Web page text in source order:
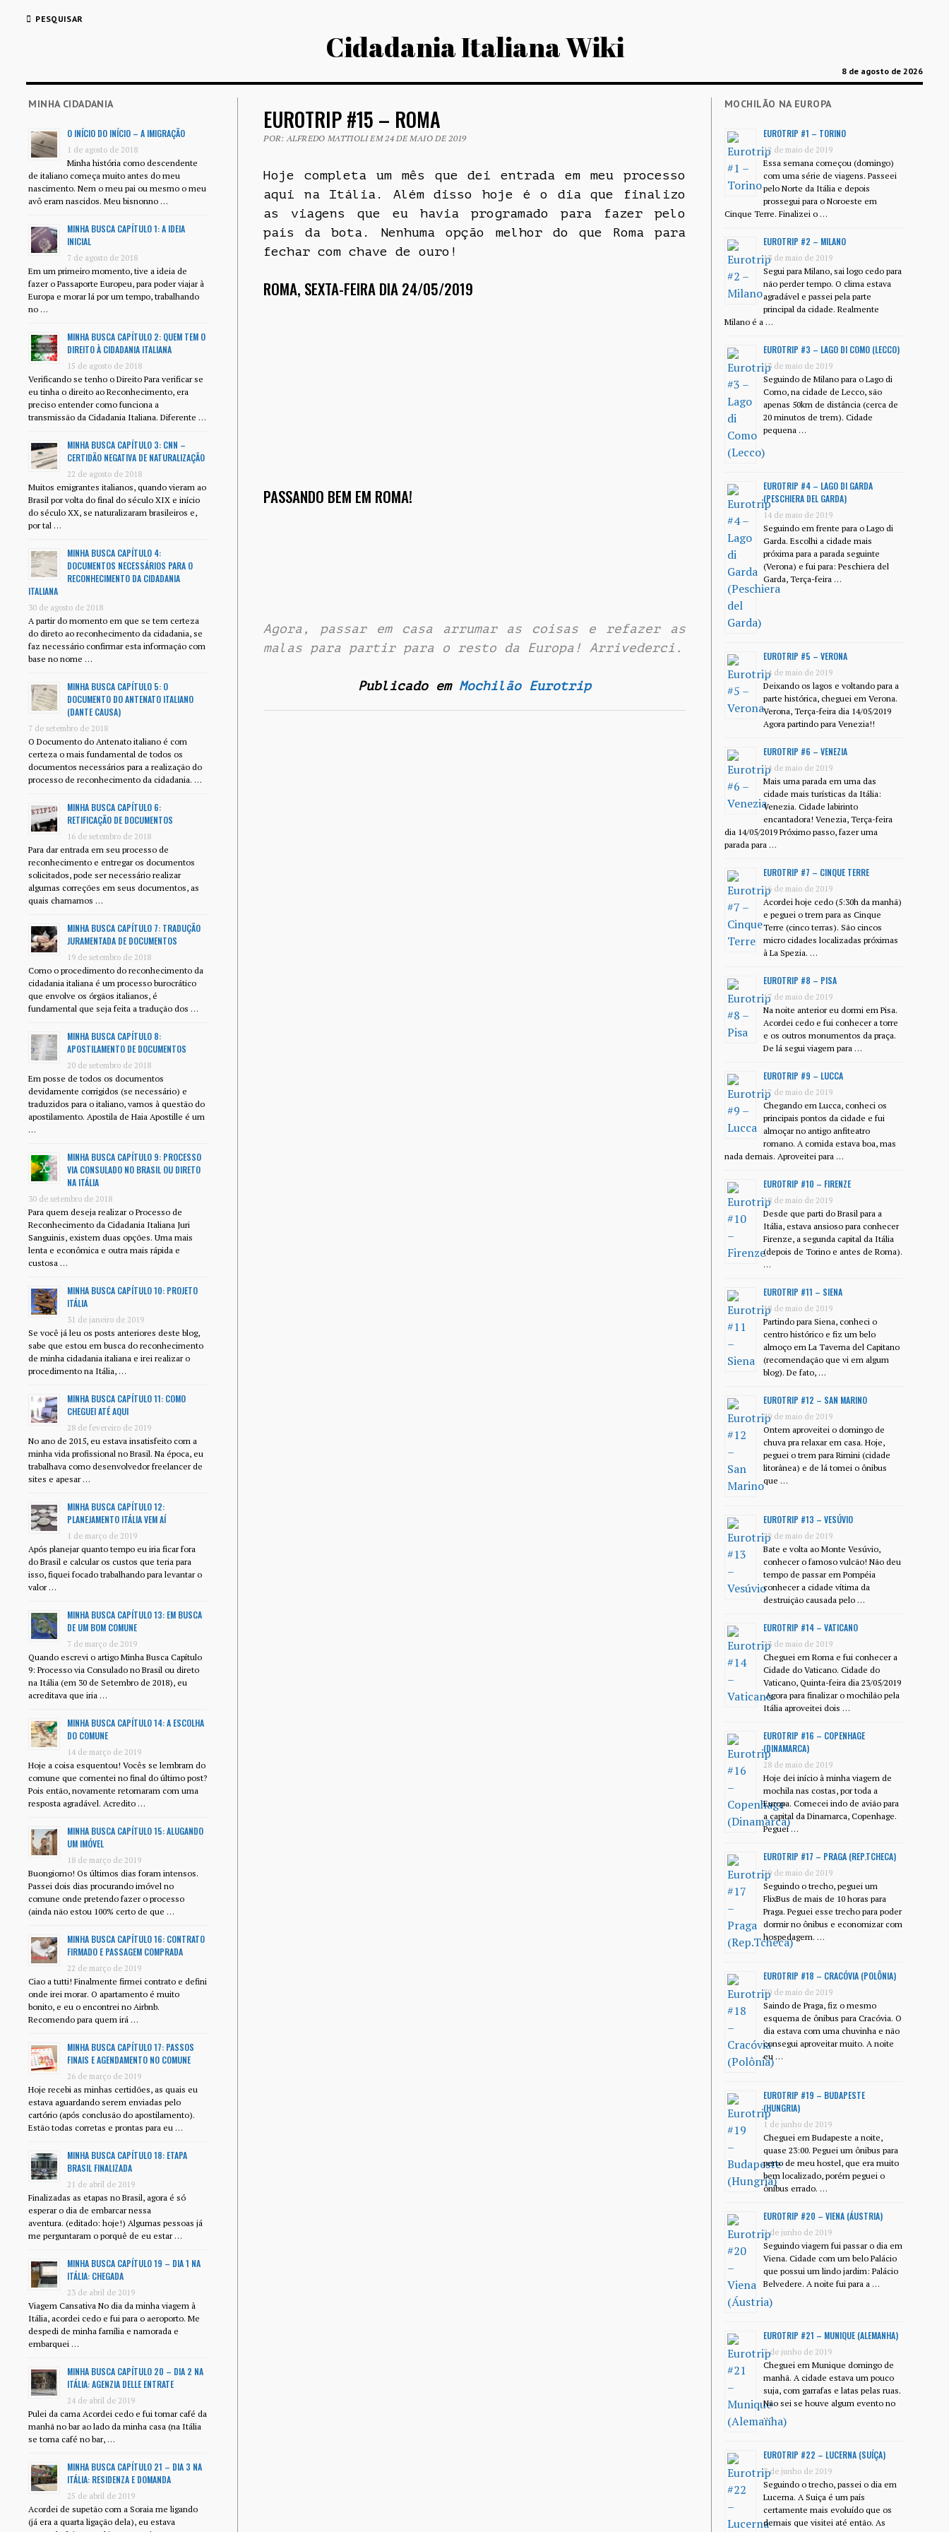
PESQUISAR
Cidadania Italiana Wiki
8 de agosto de 2026
MINHA CIDADANIA
O INÍCIO DO INÍCIO – A IMIGRAÇÃO
1 de agosto de 2018
Minha história como descendente
de italiano começa muito antes do meu
nascimento. Nem o meu pai ou mesmo o meu
avô eram nascidos. Meu bisnonno …
MINHA BUSCA CAPÍTULO 1: A IDEIA
INICIAL
7 de agosto de 2018
Em um primeiro momento, tive a ideia de
fazer o Passaporte Europeu, para poder viajar à
Europa e morar lá por um tempo, trabalhando
no …
MINHA BUSCA CAPÍTULO 2: QUEM TEM O
DIREITO À CIDADANIA ITALIANA
15 de agosto de 2018
Verificando se tenho o Direito Para verificar se
eu tinha o direito ao Reconhecimento, era
preciso entender como funciona a
transmissão da Cidadania Italiana. Diferente …
MINHA BUSCA CAPÍTULO 3: CNN –
CERTIDÃO NEGATIVA DE NATURALIZAÇÃO
22 de agosto de 2018
Muitos emigrantes italianos, quando vieram ao
Brasil por volta do final do século XIX e início
do século XX, se naturalizaram brasileiros e,
por tal …
MINHA BUSCA CAPÍTULO 4:
DOCUMENTOS NECESSÁRIOS PARA O
RECONHECIMENTO DA CIDADANIA
ITALIANA
30 de agosto de 2018
A partir do momento em que se tem certeza
do direto ao reconhecimento da cidadania, se
faz necessário confirmar esta informação com
base no nome …
MINHA BUSCA CAPÍTULO 5: O
DOCUMENTO DO ANTENATO ITALIANO
(DANTE CAUSA)
7 de setembro de 2018
O Documento do Antenato italiano é com
certeza o mais fundamental de todos os
documentos necessários para a realização do
processo de reconhecimento da cidadania. …
MINHA BUSCA CAPÍTULO 6:
RETIFICAÇÃO DE DOCUMENTOS
16 de setembro de 2018
Para dar entrada em seu processo de
reconhecimento e entregar os documentos
solicitados, pode ser necessário realizar
algumas correções em seus documentos, as
quais chamamos …
MINHA BUSCA CAPÍTULO 7: TRADUÇÃO
JURAMENTADA DE DOCUMENTOS
19 de setembro de 2018
Como o procedimento do reconhecimento da
cidadania italiana é um processo burocrático
que envolve os órgãos italianos, é
fundamental que seja feita a tradução dos …
MINHA BUSCA CAPÍTULO 8:
APOSTILAMENTO DE DOCUMENTOS
20 de setembro de 2018
Em posse de todos os documentos
devidamente corrigidos (se necessário) e
traduzidos para o italiano, vamos à questão do
apostilamento. Apostila de Haia Apostille é um
…
MINHA BUSCA CAPÍTULO 9: PROCESSO
VIA CONSULADO NO BRASIL OU DIRETO
NA ITÁLIA
30 de setembro de 2018
Para quem deseja realizar o Processo de
Reconhecimento da Cidadania Italiana Juri
Sanguinis, existem duas opções. Uma mais
lenta e econômica e outra mais rápida e
custosa …
MINHA BUSCA CAPÍTULO 10: PROJETO
ITÁLIA
31 de janeiro de 2019
Se você já leu os posts anteriores deste blog,
sabe que estou em busca do reconhecimento
de minha cidadania italiana e irei realizar o
procedimento na Itália, …
MINHA BUSCA CAPÍTULO 11: COMO
CHEGUEI ATÉ AQUI
28 de fevereiro de 2019
No ano de 2015, eu estava insatisfeito com a
minha vida profissional no Brasil. Na época, eu
trabalhava como desenvolvedor freelancer de
sites e apesar …
MINHA BUSCA CAPÍTULO 12:
PLANEJAMENTO ITÁLIA VEM AÍ
1 de março de 2019
Após planejar quanto tempo eu iria ficar fora
do Brasil e calcular os custos que teria para
isso, fiquei focado trabalhando para levantar o
valor …
MINHA BUSCA CAPÍTULO 13: EM BUSCA
DE UM BOM COMUNE
7 de março de 2019
Quando escrevi o artigo Minha Busca Capítulo
9: Processo via Consulado no Brasil ou direto
na Itália (em 30 de Setembro de 2018), eu
acreditava que iria …
MINHA BUSCA CAPÍTULO 14: A ESCOLHA
DO COMUNE
14 de março de 2019
Hoje a coisa esquentou! Vocês se lembram do
comune que comentei no final do último post?
Pois então, novamente retornaram com uma
resposta agradável. Acredito …
MINHA BUSCA CAPÍTULO 15: ALUGANDO
UM IMÓVEL
18 de março de 2019
Buongiorno! Os últimos dias foram intensos.
Passei dois dias procurando imóvel no
comune onde pretendo fazer o processo
(ainda não estou 100% certo de que …
MINHA BUSCA CAPÍTULO 16: CONTRATO
FIRMADO E PASSAGEM COMPRADA
22 de março de 2019
Ciao a tutti! Finalmente firmei contrato e defini
onde irei morar. O apartamento é muito
bonito, e eu o encontrei no Airbnb.
Recomendo para quem irá …
MINHA BUSCA CAPÍTULO 17: PASSOS
FINAIS E AGENDAMENTO NO COMUNE
26 de março de 2019
Hoje recebi as minhas certidões, as quais eu
estava aguardando serem enviadas pelo
cartório (após conclusão do apostilamento).
Estão todas corretas e prontas para eu …
MINHA BUSCA CAPÍTULO 18: ETAPA
BRASIL FINALIZADA
21 de abril de 2019
Finalizadas as etapas no Brasil, agora é só
esperar o dia de embarcar nessa
aventura. (editado: hoje!) Algumas pessoas já
me perguntaram o porquê de eu estar …
MINHA BUSCA CAPÍTULO 19 – DIA 1 NA
ITÁLIA: CHEGADA
23 de abril de 2019
Viagem Cansativa No dia da minha viagem à
Itália, acordei cedo e fui para o aeroporto. Me
despedi de minha família e namorada e
embarquei …
MINHA BUSCA CAPÍTULO 20 – DIA 2 NA
ITÁLIA: AGENZIA DELLE ENTRATE
24 de abril de 2019
Pulei da cama Acordei cedo e fui tomar café da
manhã no bar ao lado da minha casa (na Itália
se toma café no bar, …
MINHA BUSCA CAPÍTULO 21 – DIA 3 NA
ITÁLIA: RESIDENZA E DOMANDA
25 de abril de 2019
Acordei de supetão com a Soraia me ligando
(já era a quarta ligação dela), eu estava
EUROTRIP #15 – ROMA
POR: ALFREDO MATTIOLI EM 24 DE MAIO DE 2019
Hoje completa um mês que dei entrada em meu processo
aqui na Itália. Além disso hoje é o dia que finalizo
as viagens que eu havia programado para fazer pelo
país da bota. Nenhuma opção melhor do que Roma para
fechar com chave de ouro!
ROMA, SEXTA-FEIRA DIA 24/05/2019
PASSANDO BEM EM ROMA!
Agora, passar em casa arrumar as coisas e refazer as
malas para partir para o resto da Europa! Arrivederci.
Publicado em Mochilão Eurotrip
MOCHILÃO NA EUROPA
EUROTRIP #1 – TORINO
12 de maio de 2019
Essa semana começou (domingo)
com uma série de viagens. Passeei
pelo Norte da Itália e depois
prossegui para o Noroeste em
Cinque Terre. Finalizei o …
EUROTRIP #2 – MILANO
13 de maio de 2019
Segui para Milano, sai logo cedo para
não perder tempo. O clima estava
agradável e passei pela parte
principal da cidade. Realmente
Milano é a …
EUROTRIP #3 – LAGO DI COMO (LECCO)
13 de maio de 2019
Seguindo de Milano para o Lago di
Como, na cidade de Lecco, são
apenas 50km de distância (cerca de
20 minutos de trem). Cidade
pequena …
EUROTRIP #4 – LAGO DI GARDA
(PESCHIERA DEL GARDA)
14 de maio de 2019
Seguindo em frente para o Lago di
Garda. Escolhi a cidade mais
próxima para a parada seguinte
(Verona) e fui para: Peschiera del
Garda, Terça-feira …
EUROTRIP #5 – VERONA
14 de maio de 2019
Deixando os lagos e voltando para a
parte histórica, cheguei em Verona.
Verona, Terça-feira dia 14/05/2019
Agora partindo para Venezia!!
EUROTRIP #6 – VENEZIA
14 de maio de 2019
Mais uma parada em uma das
cidade mais turísticas da Itália:
Venezia. Cidade labirinto
encantadora! Venezia, Terça-feira
dia 14/05/2019 Próximo passo, fazer uma
parada para …
EUROTRIP #7 – CINQUE TERRE
16 de maio de 2019
Acordei hoje cedo (5:30h da manhã)
e peguei o trem para as Cinque
Terre (cinco terras). São cincos
micro cidades localizadas próximas
à La Spezia. …
EUROTRIP #8 – PISA
17 de maio de 2019
Na noite anterior eu dormi em Pisa.
Acordei cedo e fui conhecer a torre
e os outros monumentos da praça.
De lá segui viagem para …
EUROTRIP #9 – LUCCA
17 de maio de 2019
Chegando em Lucca, conheci os
principais pontos da cidade e fui
almoçar no antigo anfiteatro
romano. A comida estava boa, mas
nada demais. Aproveitei para …
EUROTRIP #10 – FIRENZE
18 de maio de 2019
Desde que parti do Brasil para a
Itália, estava ansioso para conhecer
Firenze, a segunda capital da Itália
(depois de Torino e antes de Roma).
…
EUROTRIP #11 – SIENA
18 de maio de 2019
Partindo para Siena, conheci o
centro histórico e fiz um belo
almoço em La Taverna del Capitano
(recomendação que vi em algum
blog). De fato, …
EUROTRIP #12 – SAN MARINO
20 de maio de 2019
Ontem aproveitei o domingo de
chuva pra relaxar em casa. Hoje,
peguei o trem para Rimini (cidade
litorânea) e de lá tomei o ônibus
que …
EUROTRIP #13 – VESÚVIO
22 de maio de 2019
Bate e volta ao Monte Vesúvio,
conhecer o famoso vulcão! Não deu
tempo de passar em Pompéia
conhecer a cidade vítima da
destruição causada pelo …
EUROTRIP #14 – VATICANO
23 de maio de 2019
Cheguei em Roma e fui conhecer a
Cidade do Vaticano. Cidade do
Vaticano, Quinta-feira dia 23/05/2019
Agora para finalizar o mochilão pela
Itália aproveitei dois …
EUROTRIP #16 – COPENHAGE
(DINAMARCA)
28 de maio de 2019
Hoje dei início à minha viagem de
mochila nas costas, por toda a
Europa. Comecei indo de avião para
a capital da Dinamarca, Copenhage.
Peguei …
EUROTRIP #17 – PRAGA (REP.TCHECA)
29 de maio de 2019
Seguindo o trecho, peguei um
FlixBus de mais de 10 horas para
Praga. Peguei esse trecho para poder
dormir no ônibus e economizar com
hospedagem. …
EUROTRIP #18 – CRACÓVIA (POLÔNIA)
30 de maio de 2019
Saindo de Praga, fiz o mesmo
esquema de ônibus para Cracóvia. O
dia estava com uma chuvinha e não
consegui aproveitar muito. A noite
eu …
EUROTRIP #19 – BUDAPESTE
(HUNGRIA)
1 de junho de 2019
Cheguei em Budapeste a noite,
quase 23:00. Peguei um ônibus para
perto de meu hostel, que era muito
bem localizado, porém peguei o
ônibus errado. …
EUROTRIP #20 – VIENA (ÁUSTRIA)
2 de junho de 2019
Seguindo viagem fui passar o dia em
Viena. Cidade com um belo Palácio
que possui um lindo jardim: Palácio
Belvedere. A noite fui para a …
EUROTRIP #21 – MUNIQUE (ALEMANHA)
3 de junho de 2019
Cheguei em Munique domingo de
manhã. A cidade estava um pouco
suja, com garrafas e latas pelas ruas.
Não sei se houve algum evento no
…
EUROTRIP #22 – LUCERNA (SUÍÇA)
3 de junho de 2019
Seguindo o trecho, passei o dia em
Lucerna. A Suiça é um país
certamente mais evoluído que os
demais que visitei até então. As